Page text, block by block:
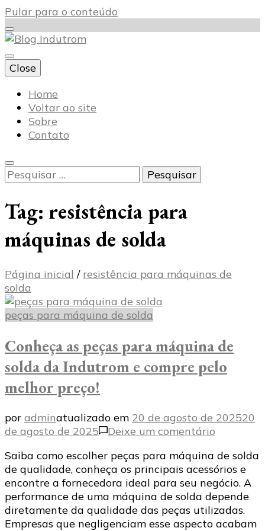
Pular para o conteúdo
Blog Indutrom
Close
Home
Voltar ao site
Sobre
Contato
Pesquisar
por:
Tag: resistência para
máquinas de solda
Página inicial / resistência para máquinas de
solda
peças para máquina de solda
Conheça as peças para máquina de
solda da Indutrom e compre pelo
melhor preço!
por adminatualizado em 20 de agosto de 202520
de agosto de 2025
Deixe um comentário
as
peças
para
máquina
de
solda
Saiba como escolher peças para máquina de solda
de qualidade, conheça os principais acessórios e
encontre a fornecedora ideal para seu negócio. A
performance de uma máquina de solda depende
diretamente da qualidade das peças utilizadas.
Empresas que negligenciam esse aspecto acabam